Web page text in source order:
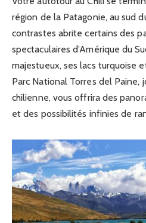
région de la Patagonie, au sud
contrastes abrite certains des
spectaculaires d’Amérique du
majestueux, ses lacs turquoise
Parc National Torres del Paine,
chilienne, vous offrira des
et des possibilités infinies de